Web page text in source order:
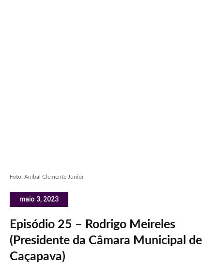
Foto: Aníbal Clemente Júnior
maio 3, 2023
Episódio 25 – Rodrigo Meireles
(Presidente da Câmara Municipal de
Caçapava)